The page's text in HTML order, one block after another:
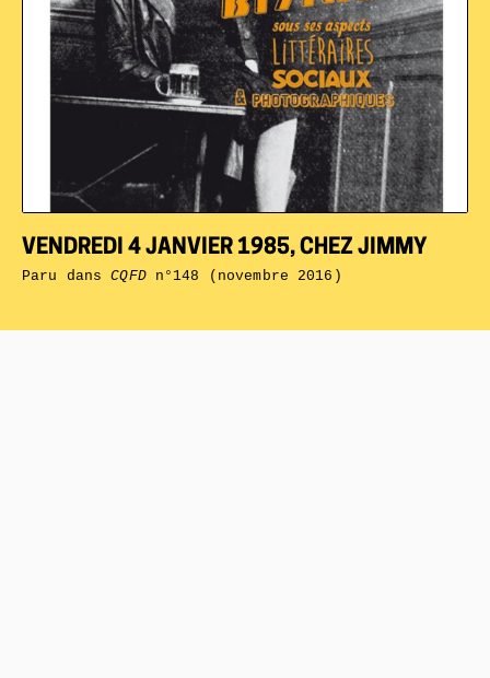
VENDREDI 4 JANVIER 1985, CHEZ JIMMY
Paru dansCQFDn°148 (novembre 2016)